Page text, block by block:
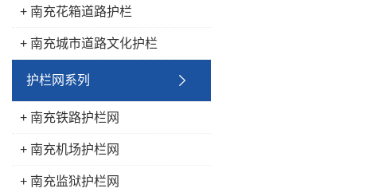
+ 南充花箱道路护栏
+ 南充城市道路文化护栏
护栏网系列
+ 南充铁路护栏网
+ 南充机场护栏网
+ 南充监狱护栏网